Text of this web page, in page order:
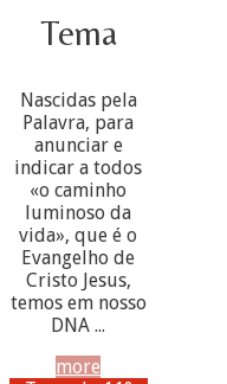
Tema
Nascidas pela
Palavra, para
anunciar e
indicar a todos
«o caminho
luminoso da
vida», que é o
Evangelho de
Cristo Jesus,
temos em nosso
DNA ...
more